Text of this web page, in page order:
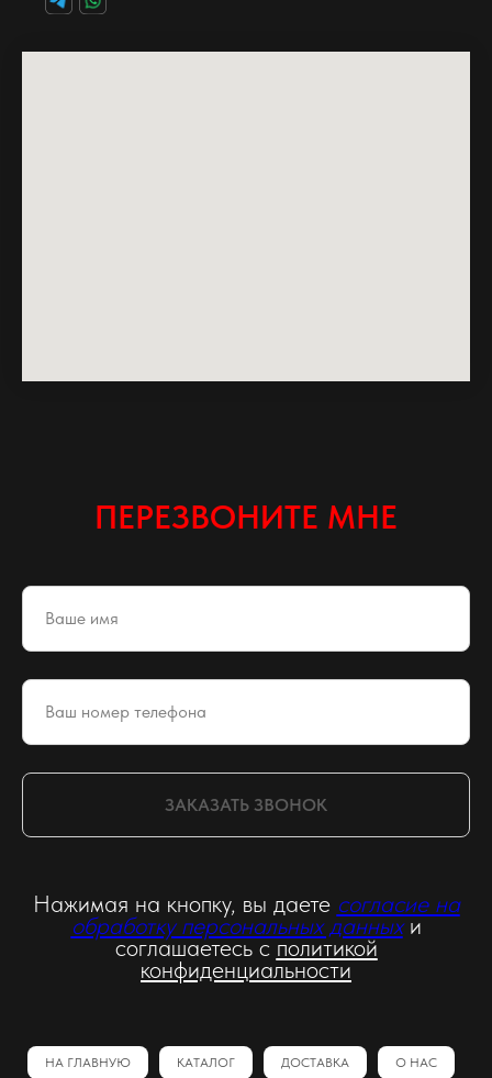
ПЕРЕЗВОНИТЕ МНЕ
ЗАКАЗАТЬ ЗВОНОК
Нажимая на кнопку, вы даете согласие на
обработку персональных данныхи
соглашаетесь cполитикой
конфиденциальности
НА ГЛАВНУЮ КАТАЛОГ ДОСТАВКА О НАС